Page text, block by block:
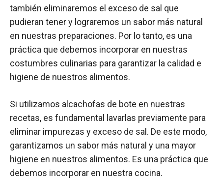
también eliminaremos el exceso de sal que
pudieran tener y lograremos un sabor más natural
en nuestras preparaciones. Por lo tanto, es una
práctica que debemos incorporar en nuestras
costumbres culinarias para garantizar la calidad e
higiene de nuestros alimentos.
Si utilizamos alcachofas de bote en nuestras
recetas, es fundamental lavarlas previamente para
eliminar impurezas y exceso de sal. De este modo,
garantizamos un sabor más natural y una mayor
higiene en nuestros alimentos. Es una práctica que
debemos incorporar en nuestra cocina.